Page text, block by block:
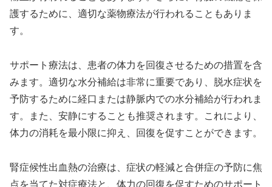
護するために、適切な薬物療法が行われることもありま
す。
サポート療法は、患者の体力を回復させるための措置を含
みます。適切な水分補給は非常に重要であり、脱水症状を
予防するために経口または静脈内での水分補給が行われま
す。また、安静にすることも推奨されます。これにより、
体力の消耗を最小限に抑え、回復を促すことができます。
腎症候性出血熱の治療は、症状の軽減と合併症の予防に焦
点を当てた対症療法と、体力の回復を促すためのサポート